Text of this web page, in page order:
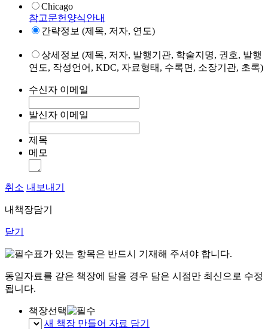
Chicago
참고문헌양식안내
간략정보 (제목, 저자, 연도)
상세정보 (제목, 저자, 발행기관, 학술지명, 권호, 발행
연도, 작성언어, KDC, 자료형태, 수록면, 소장기관, 초록)
수신자 이메일
발신자 이메일
제목
메모
취소 내보내기
내책장담기
닫기
표가 있는 항목은 반드시 기재해 주셔야 합니다.
동일자료를 같은 책장에 담을 경우 담은 시점만 최신으로 수정
됩니다.
책장선택
새 책장 만들어 자료 담기